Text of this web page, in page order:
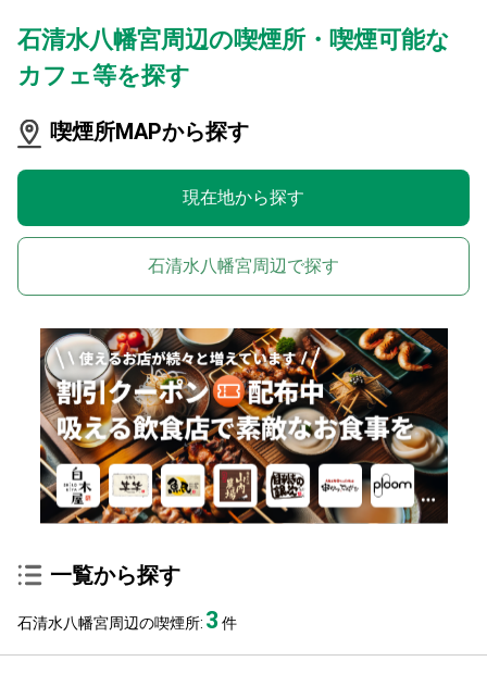
石清水八幡宮周辺の喫煙所・喫煙可能な
カフェ等を探す
喫煙所MAPから探す
現在地から探す
石清水八幡宮周辺で探す
一覧から探す
石清水八幡宮周辺の喫煙所: 3 件